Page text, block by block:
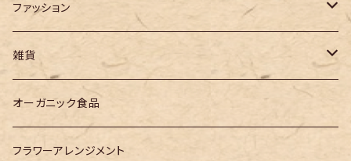
ファッション
バッグ
雑貨
作家モノ
designer products
オーガニック食品
フラワーアレンジメント